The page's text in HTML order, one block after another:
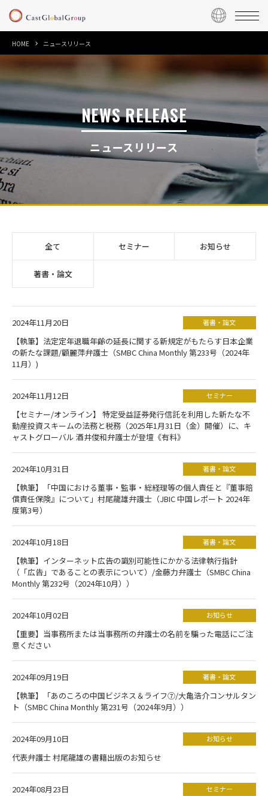
HOME ニュースリリース
NEWS RELEASE
ニュースリリース
全て セミナー お知らせ
著書・論文
2024年11月20日 著書・論文
【執筆】法定定年退職年齢の延長に関する新規定がもたらす日本企業
の新たな課題/顧麗萍弁護士（SMBC China Monthly 第233号（2024年
11月）)
2024年11月12日 セミナー
【セミナー/オンライン】 特定受益証券発行信託を利用した新たな不
動産投資スキームの法務と税務（2025年1月31日（金）開催）に、キ
ャストグローバル 酒井俊和弁護士が登壇《有料》
2024年10月31日 著書・論文
【執筆】「中国における董事・監事・総経理等の個人責任と『董事賠
償責任保険』について」村尾龍雄弁護士（JBIC 中国レポート 2024年
度第3号）
2024年10月18日 著書・論文
【執筆】インターネット広告の識別可能性にかかる法律執行指針
（「広告」であることの表示について）/金藤力弁護士（SMBC China
Monthly 第232号（2024年10月））
2024年10月02日 お知らせ
【重要】当事務所または当事務所の弁護士の名前を騙った電話にご注
意ください
2024年09月19日 著書・論文
【執筆】「あのころの中国ビジネス＆ライフ⑦/大亀浩介コンサルタン
ト（SMBC China Monthly 第231号（2024年9月））
2024年09月10日 お知らせ
代表弁護士 村尾龍雄の書籍出版のお知らせ
2024年08月23日 セミナー